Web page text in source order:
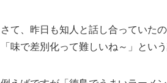
さて、昨日も知人と話し合っていたの
「味で差別化って難しいね～」とい